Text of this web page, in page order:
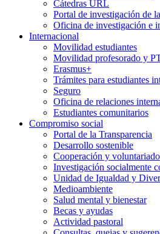
Cátedras URL
Portal de investigación de
Oficina de investigación e
Internacional
Movilidad estudiantes
Movilidad profesorado y
Erasmus+
Trámites para estudiantes
Seguro
Oficina de relaciones
Estudiantes comunitarios
Compromiso social
Portal de la Transparencia
Desarrollo sostenible
Cooperación y voluntariado
Investigación socialmente
Unidad de Igualdad y
Medioambiente
Salud mental y bienestar
Becas y ayudas
Actividad pastoral